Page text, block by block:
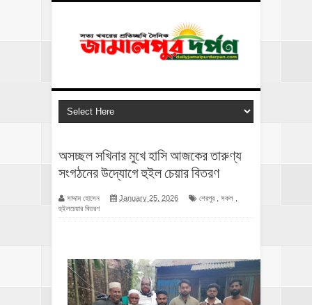
অসচ্ছল সখিনার মুখে হাসি আজকের তারুণ্য
সংগঠনের উদ্যোগে হুইল চেয়ার বিতরণ
সাদ্দাম হোসেন January 25, 2026 শেরপুর সকল
হুইলচেয়ার বিতরণ